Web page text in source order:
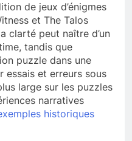
de jeux d’énigmes
et The Talos
clarté peut naître d’un
tandis que
puzzle dans une
essais et erreurs sous
large sur les puzzles
narratives
historiques